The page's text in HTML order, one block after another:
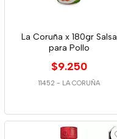
La Coruña x 180gr Salsa
para Pollo
$9.250
11452 - LA CORUÑA